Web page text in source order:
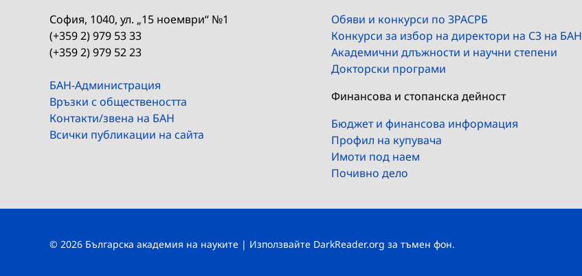
София, 1040, ул. „15 ноември“ №1
(+359 2) 979 53 33
(+359 2) 979 52 23
БАН-Администрация
Връзки с обществеността
Контакти/звена на БАН
Всички публикации на сайта
Обяви и конкурси по ЗРАСРБ
Конкурси за избор на директори на СЗ на БАН
Академични длъжности и научни степени
Докторски програми
Финансова и стопанска дейност
Бюджет и финансова информация
Профил на купувача
Имоти под наем
Почивно дело
© 2026 Българска академия на науките | Използвайте DarkReader.org за тъмен фон.